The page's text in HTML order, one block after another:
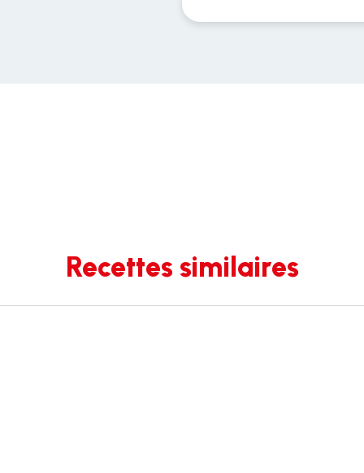
Recettes similaires